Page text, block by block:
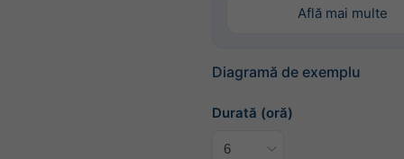
Află mai multe
Diagramă de exemplu
Durată (oră)